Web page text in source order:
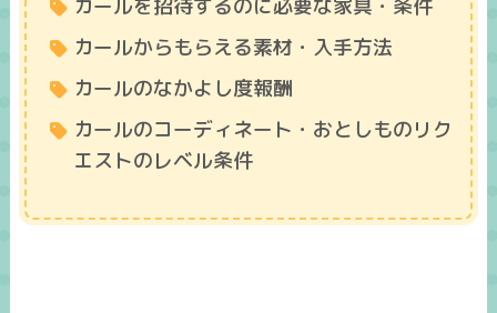
カールを招待するのに必要な家具・条件
カールからもらえる素材・入手方法
カールのなかよし度報酬​
カールのコーディネート・おとしものリク
エストのレベル条件